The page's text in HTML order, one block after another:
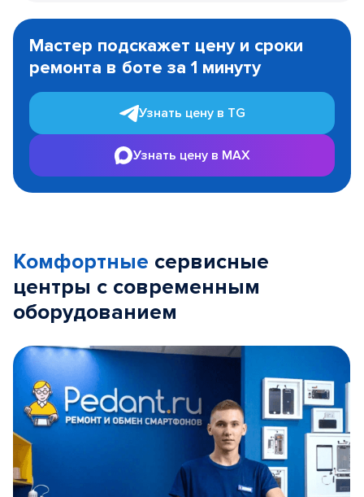
1
Мастер подскажет цену и сроки
ремонта в боте за 1 минуту
Узнать цену в TG
Узнать цену в MAX
Комфортные сервисные
центры с современным
оборудованием